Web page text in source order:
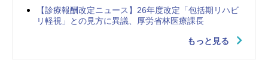
【診療報酬改定ニュース】26年度改定「包括期リハビ
リ軽視」との見方に異議、厚労省林医療課長
もっと見る